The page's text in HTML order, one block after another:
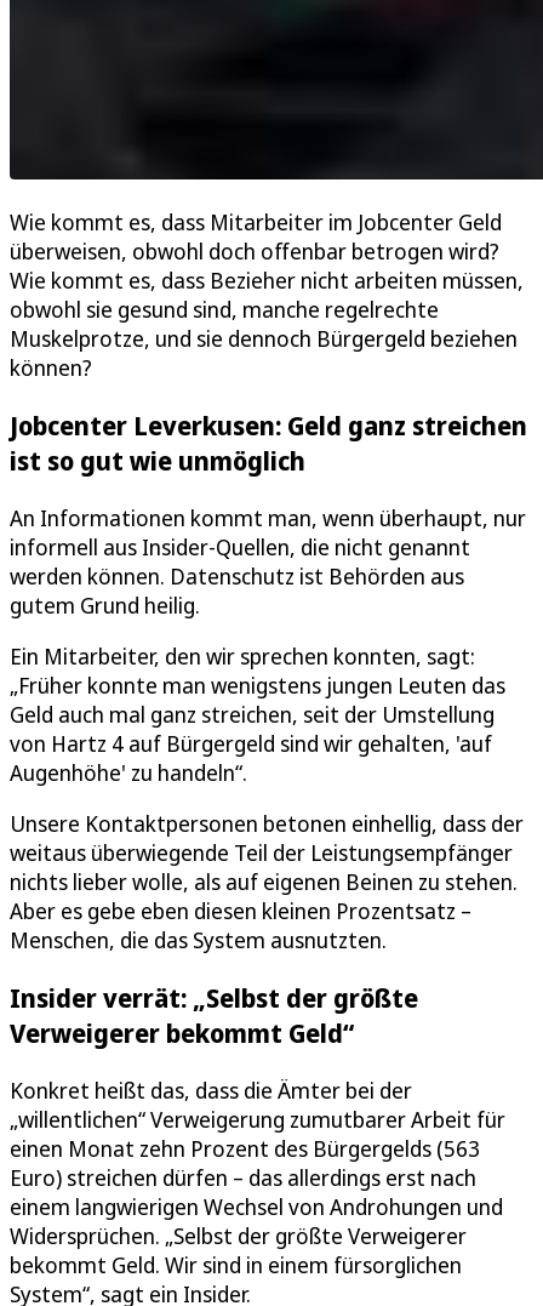
Wie kommt es, dass Mitarbeiter im Jobcenter Geld
überweisen, obwohl doch offenbar betrogen wird?
Wie kommt es, dass Bezieher nicht arbeiten müssen,
obwohl sie gesund sind, manche regelrechte
Muskelprotze, und sie dennoch Bürgergeld beziehen
können?
Jobcenter Leverkusen: Geld ganz streichen
ist so gut wie unmöglich
An Informationen kommt man, wenn überhaupt, nur
informell aus Insider-Quellen, die nicht genannt
werden können. Datenschutz ist Behörden aus
gutem Grund heilig.
Ein Mitarbeiter, den wir sprechen konnten, sagt:
„Früher konnte man wenigstens jungen Leuten das
Geld auch mal ganz streichen, seit der Umstellung
von Hartz 4 auf Bürgergeld sind wir gehalten, 'auf
Augenhöhe' zu handeln“.
Unsere Kontaktpersonen betonen einhellig, dass der
weitaus überwiegende Teil der Leistungsempfänger
nichts lieber wolle, als auf eigenen Beinen zu stehen.
Aber es gebe eben diesen kleinen Prozentsatz –
Menschen, die das System ausnutzten.
Insider verrät: „Selbst der größte
Verweigerer bekommt Geld“
Konkret heißt das, dass die Ämter bei der
„willentlichen“ Verweigerung zumutbarer Arbeit für
einen Monat zehn Prozent des Bürgergelds (563
Euro) streichen dürfen – das allerdings erst nach
einem langwierigen Wechsel von Androhungen und
Widersprüchen. „Selbst der größte Verweigerer
bekommt Geld. Wir sind in einem fürsorglichen
System“, sagt ein Insider.